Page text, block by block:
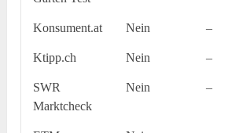
Konsument.at Nein –
Ktipp.ch Nein –
SWR
Marktcheck
Nein –